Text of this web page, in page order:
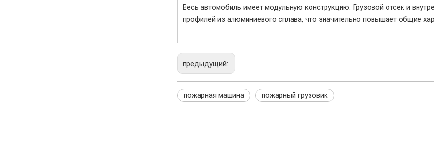
Весь автомобиль имеет модульную конструкцию. Грузовой отсек и
профилей из алюминиевого сплава, что значительно повышает общие
предыдущий:
пожарная машина пожарный грузовик